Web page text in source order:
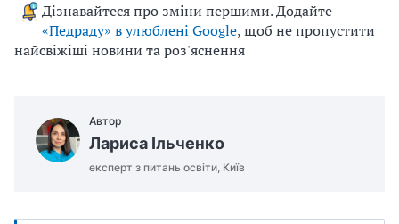
Дізнавайтеся про зміни першими. Додайте
«Педраду» в улюблені Google, щоб не пропустити
найсвіжіші новини та роз'яснення
Автор
Лариса Ільченко
експерт з питань освіти, Київ